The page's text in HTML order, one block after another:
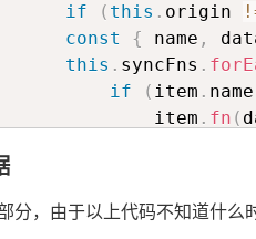
if
( this . origin
const
{ name ,
this . syncFns .
if
( item . name
item
. fn (
}
分，由于以上代码不知道什